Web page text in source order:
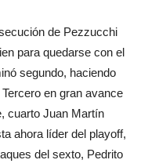
de Pezzucchi
para quedarse con el
segundo, haciendo
en gran avance
cuarto Juan Martín
ahora líder del playoff,
del sexto, Pedrito